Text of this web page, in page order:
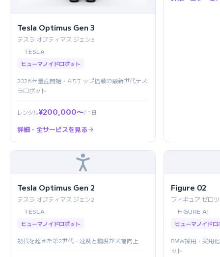
Tesla Optimus Gen 3
テスラ オプティマス ジェン3
TESLA
ヒューマノイドロボット
2026年量産開始・AI5チップ搭載の最新世代テス
ラロボット
レンタル¥200,000〜/ 1日
詳細・全サービスを見る
Tesla Optimus Gen 2
テスラ オプティマス ジェン2
TESLA
ヒューマノイドロボット
初代を超えた第2世代・速度と精度が大幅向上
Figure 02
フィギュア ゼロ
FIGURE AI
ヒューマノイドロ
BMW採用・実用
ット